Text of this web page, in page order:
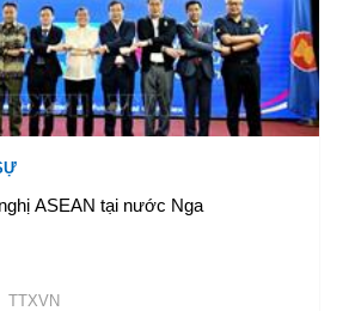
ASEAN tại nước Nga
TTXVN